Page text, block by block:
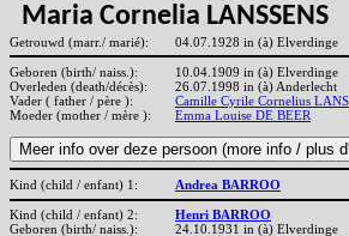
Maria Cornelia LANSSENS
Getrouwd (marr./ marié): 04.07.1928 in (à) Elverdinge
Geboren (birth/ naiss.):
10.04.1909 in (à) Elverdinge
Overleden (death/décès):
26.07.1998 in (à) Anderlecht
Vader ( father / père ):
Camille Cyrile Cornelius
Moeder (mother / mère ):
Emma Louise DE BEER
Kind (child / enfant) 1: Andrea BARROO
Kind (child / enfant) 2:
Henri BARROO
Geboren (birth/ naiss.):
24.10.1931 in (à) Elverdinge